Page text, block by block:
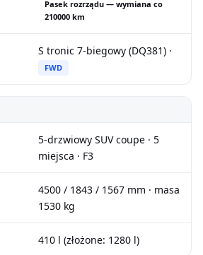
Pasek rozrządu — wymiana co
210000 km
S tronic 7-biegowy (DQ381) ·
FWD
5-drzwiowy SUV coupe · 5
miejsca · F3
4500 / 1843 / 1567 mm · masa
1530 kg
410 l (złożone: 1280 l)